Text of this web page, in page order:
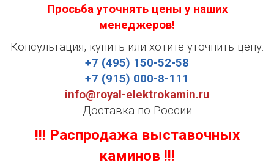
Просьба уточнять цены у наших
менеджеров!
Консультация, купить или хотите уточнить цену:
+7 (495) 150-52-58
+7 (915) 000-8-111
info@royal-elektrokamin.ru
Доставка по России
!!! Распродажа выставочных
каминов !!!